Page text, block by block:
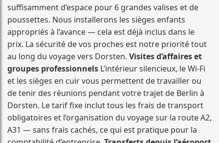
suffisamment d’espace pour 6 grandes valises et de
poussettes. Nous installerons les sièges enfants
appropriés à l’avance — cela est déjà inclus dans le
prix. La sécurité de vos proches est notre priorité tout
au long du voyage vers Dorsten. Visites d’affaires et
groupes professionnels L’intérieur silencieux, le Wi-Fi
et les sièges en cuir vous permettent de travailler ou
de tenir des réunions pendant votre trajet de Berlin à
Dorsten. Le tarif fixe inclut tous les frais de transport
obligatoires et l’organisation du voyage sur la route A2,
A31 — sans frais cachés, ce qui est pratique pour la